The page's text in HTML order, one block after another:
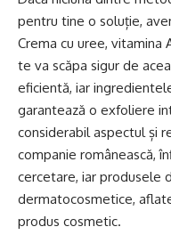
pentru tine o soluție,
Crema cu uree, vitamina
te va scăpa sigur de
eficientă, iar
garantează o exfoliere
considerabil aspectul și
companie românească,
cercetare, iar produsele
dermatocosmetice,
produs cosmetic.